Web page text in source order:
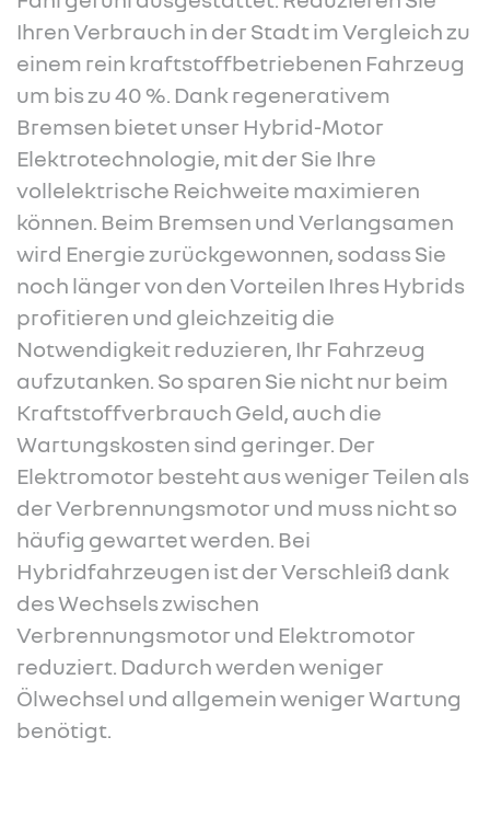
Ihren Verbrauch in der Stadt im Vergleich zu
einem rein kraftstoffbetriebenen Fahrzeug
um bis zu 40 %. Dank regenerativem
Bremsen bietet unser Hybrid-Motor
Elektrotechnologie, mit der Sie Ihre
vollelektrische Reichweite maximieren
können. Beim Bremsen und Verlangsamen
wird Energie zurückgewonnen, sodass Sie
noch länger von den Vorteilen Ihres Hybrids
profitieren und gleichzeitig die
Notwendigkeit reduzieren, Ihr Fahrzeug
aufzutanken. So sparen Sie nicht nur beim
Kraftstoffverbrauch Geld, auch die
Wartungskosten sind geringer. Der
Elektromotor besteht aus weniger Teilen als
der Verbrennungsmotor und muss nicht so
häufig gewartet werden. Bei
Hybridfahrzeugen ist der Verschleiß dank
des Wechsels zwischen
Verbrennungsmotor und Elektromotor
reduziert. Dadurch werden weniger
Ölwechsel und allgemein weniger Wartung
benötigt.